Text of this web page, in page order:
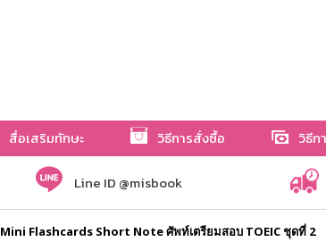
สื่อเสริมทักษะ วิธีการสั่งซื้อ วิธีก
Line ID @misbook
Mini Flashcards Short Note ศัพท์เตรียมสอบ TOEIC ชุดที่ 2